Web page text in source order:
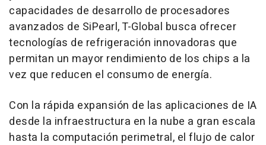
capacidades de desarrollo de procesadores
avanzados de SiPearl, T-Global busca ofrecer
tecnologías de refrigeración innovadoras que
permitan un mayor rendimiento de los chips a la
vez que reducen el consumo de energía.
Con la rápida expansión de las aplicaciones de IA
desde la infraestructura en la nube a gran escala
hasta la computación perimetral, el flujo de calor